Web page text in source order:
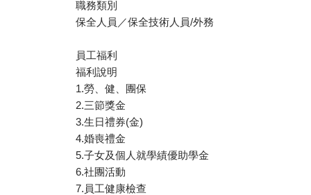
職務類別
保全人員／保全技術人員/外務
員工福利
福利說明
1.勞、健、團保
2.三節獎金
3.生日禮券(金)
4.婚喪禮金
5.子女及個人就學績優助學金
6.社團活動
7.員工健康檢查